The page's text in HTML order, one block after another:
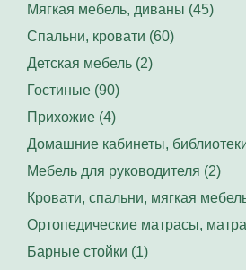
Мягкая мебель, диваны (45)
Спальни, кровати (60)
Детская мебель (2)
Гостиные (90)
Прихожие (4)
Домашние кабинеты,
Мебель для руководителя (2)
Кровати, спальни, мягкая
Ортопедические матрасы,
Барные стойки (1)